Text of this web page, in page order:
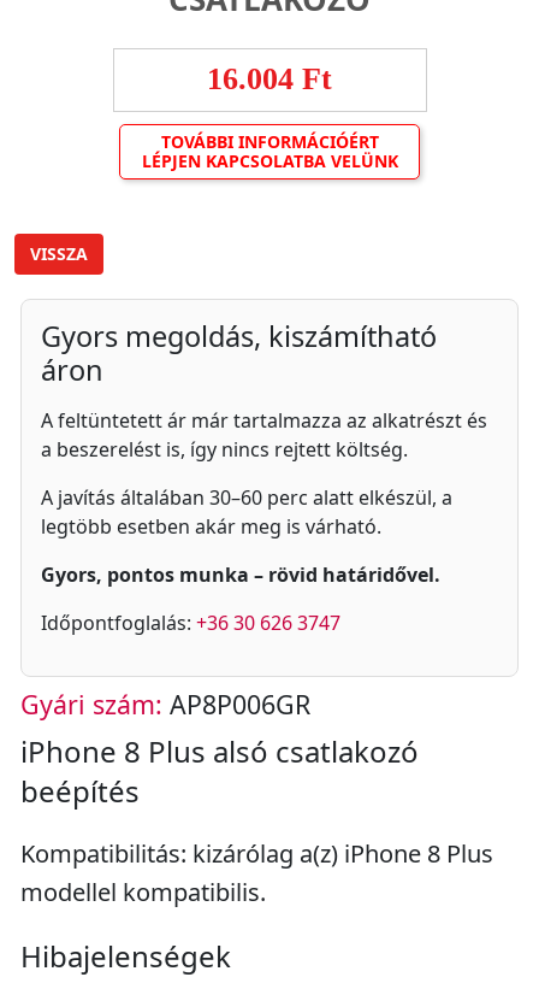
16.004 Ft
TOVÁBBI INFORMÁCIÓÉRT
LÉPJEN KAPCSOLATBA VELÜNK
VISSZA
Gyors megoldás, kiszámítható
áron
A feltüntetett ár már tartalmazza az alkatrészt és
a beszerelést is, így nincs rejtett költség.
A javítás általában 30–60 perc alatt elkészül, a
legtöbb esetben akár meg is várható.
Gyors, pontos munka – rövid határidővel.
Időpontfoglalás: +36 30 626 3747
Gyári szám: AP8P006GR
iPhone 8 Plus alsó csatlakozó
beépítés
Kompatibilitás: kizárólag a(z) iPhone 8 Plus
modellel kompatibilis.
Hibajelenségek